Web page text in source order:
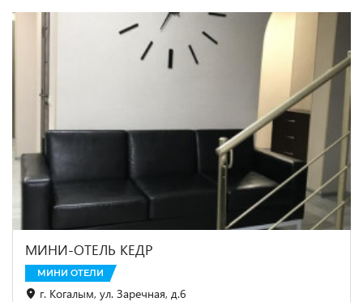
МИНИ-ОТЕЛЬ КЕДР
МИНИ ОТЕЛИ
г. Когалым, ул. Заречная, д.6